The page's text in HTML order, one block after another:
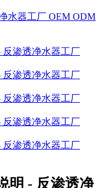
明 - 反渗透净